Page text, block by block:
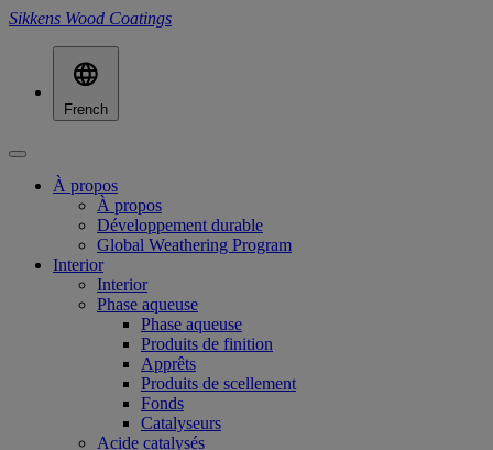
Sikkens Wood Coatings
French
À propos
À propos
Développement durable
Global Weathering Program
Interior
Interior
Phase aqueuse
Phase aqueuse
Produits de finition
Apprêts
Produits de scellement
Fonds
Catalyseurs
Acide catalysés